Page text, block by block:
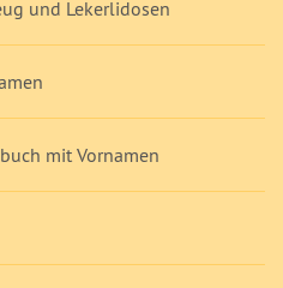
und Lekerlidosen
mit Vornamen